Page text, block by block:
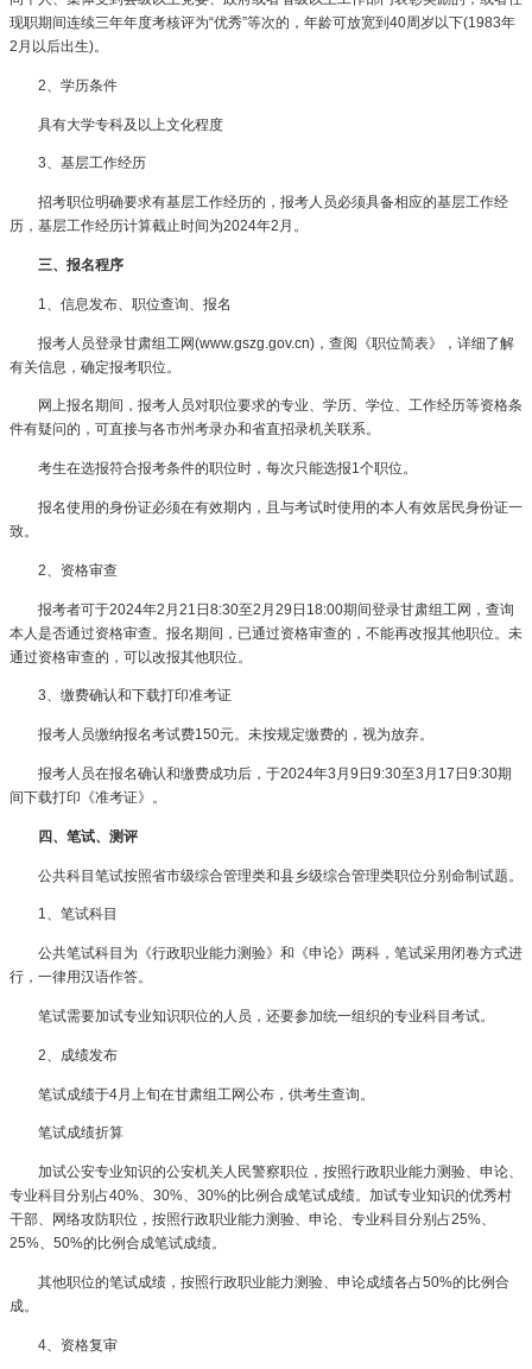
现职期间连续三年年度考核评为“优秀”等次的，年龄可放宽到40周岁以下(1983年
2月以后出生)。
2、学历条件
具有大学专科及以上文化程度
3、基层工作经历
招考职位明确要求有基层工作经历的，报考人员必须具备相应的基层工作经
历，基层工作经历计算截止时间为2024年2月。
三、报名程序
1、信息发布、职位查询、报名
报考人员登录甘肃组工网(www.gszg.gov.cn)，查阅《职位简表》，详细了解
有关信息，确定报考职位。
网上报名期间，报考人员对职位要求的专业、学历、学位、工作经历等资格条
件有疑问的，可直接与各市州考录办和省直招录机关联系。
考生在选报符合报考条件的职位时，每次只能选报1个职位。
报名使用的身份证必须在有效期内，且与考试时使用的本人有效居民身份证一
致。
2、资格审查
报考者可于2024年2月21日8:30至2月29日18:00期间登录甘肃组工网，查询
本人是否通过资格审查。报名期间，已通过资格审查的，不能再改报其他职位。未
通过资格审查的，可以改报其他职位。
3、缴费确认和下载打印准考证
报考人员缴纳报名考试费150元。未按规定缴费的，视为放弃。
报考人员在报名确认和缴费成功后，于2024年3月9日9:30至3月17日9:30期
间下载打印《准考证》。
四、笔试、测评
公共科目笔试按照省市级综合管理类和县乡级综合管理类职位分别命制试题。
1、笔试科目
公共笔试科目为《行政职业能力测验》和《申论》两科，笔试采用闭卷方式进
行，一律用汉语作答。
笔试需要加试专业知识职位的人员，还要参加统一组织的专业科目考试。
2、成绩发布
笔试成绩于4月上旬在甘肃组工网公布，供考生查询。
笔试成绩折算
加试公安专业知识的公安机关人民警察职位，按照行政职业能力测验、申论、
专业科目分别占40%、30%、30%的比例合成笔试成绩。加试专业知识的优秀村
干部、网络攻防职位，按照行政职业能力测验、申论、专业科目分别占25%、
25%、50%的比例合成笔试成绩。
其他职位的笔试成绩，按照行政职业能力测验、申论成绩各占50%的比例合
成。
4、资格复审